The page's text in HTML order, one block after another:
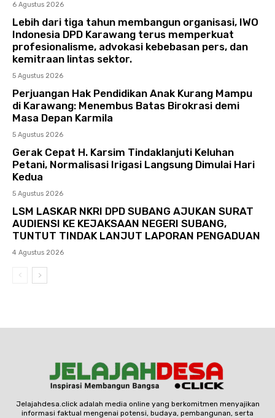
6 Agustus 2026
Lebih dari tiga tahun membangun organisasi, IWO
Indonesia DPD Karawang terus memperkuat
profesionalisme, advokasi kebebasan pers, dan
kemitraan lintas sektor.
5 Agustus 2026
Perjuangan Hak Pendidikan Anak Kurang Mampu
di Karawang: Menembus Batas Birokrasi demi
Masa Depan Karmila
5 Agustus 2026
Gerak Cepat H. Karsim Tindaklanjuti Keluhan
Petani, Normalisasi Irigasi Langsung Dimulai Hari
Kedua
5 Agustus 2026
LSM LASKAR NKRI DPD SUBANG AJUKAN SURAT
AUDIENSI KE KEJAKSAAN NEGERI SUBANG,
TUNTUT TINDAK LANJUT LAPORAN PENGADUAN
4 Agustus 2026
Jelajahdesa.click adalah media online yang berkomitmen menyajikan
informasi faktual mengenai potensi, budaya, pembangunan, serta